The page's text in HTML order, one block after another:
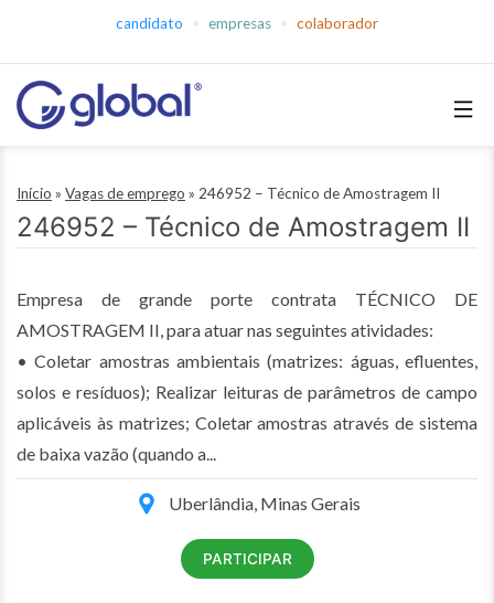
conteúdo
candidato empresas colaborador
Empregos
Início » Vagas de emprego » 246952 – Técnico de Amostragem II
246952 – Técnico de Amostragem II
Empresa de grande porte contrata TÉCNICO DE
AMOSTRAGEM II, para atuar nas seguintes atividades:
• Coletar amostras ambientais (matrizes: águas, efluentes,
solos e resíduos); Realizar leituras de parâmetros de campo
aplicáveis às matrizes; Coletar amostras através de sistema
de baixa vazão (quando a...
Uberlândia, Minas Gerais
PARTICIPAR